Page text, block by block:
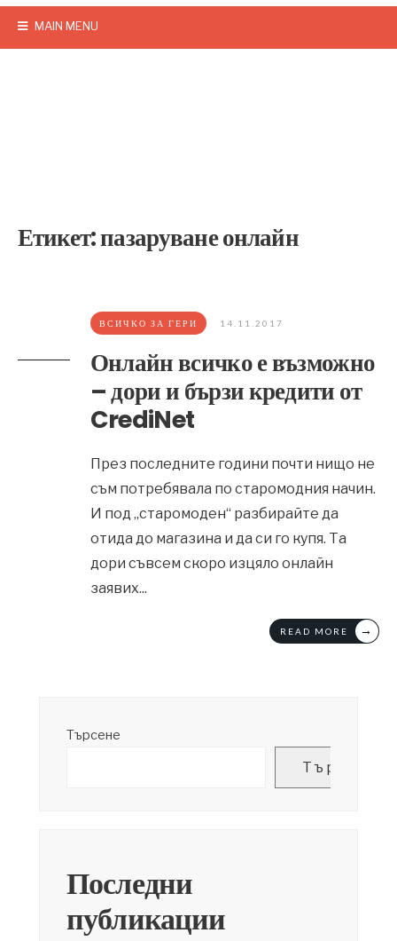
MAIN MENU
Етикет:пазаруване онлайн
ВСИЧКО ЗА ГЕРИ 14.11.2017
Онлайн всичко е възможно
– дори и бързи кредити от
CrediNet
През последните години почти нищо не
съм потребявала по старомодния начин.
И под „старомоден“ разбирайте да
отида до магазина и да си го купя. Та
дори съвсем скоро изцяло онлайн
заявих...
READ MORE →
Търсене
Търсене
Последни
публикации